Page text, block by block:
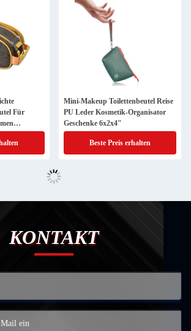
Für
Mini-Makeup Toilettenbeutel Reise
PU Leder Kosmetik-Organisator
Geschenke 6x2x4"
Beste Preis erhalten
KONTAKT